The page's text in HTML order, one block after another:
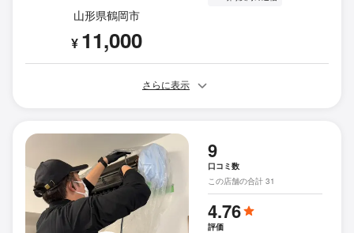
山形県鶴岡市
¥ 11,000
さらに表示
9
口コミ数
この店舗の合計 31
4.76
評価